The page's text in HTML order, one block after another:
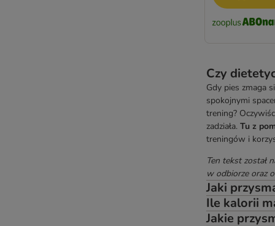
Czy
Gdy pies zmaga
spokojnymi
trening?
zadziała. Tu z
treningów i
Ten tekst został
w odbiorze oraz
Jaki
Ile kalorii
Jakie